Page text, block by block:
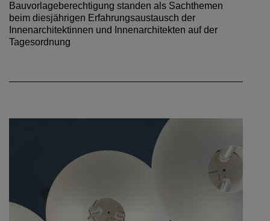
Bauvorlageberechtigung standen als Sachthemen
beim diesjährigen Erfahrungsaustausch der
Innenarchitektinnen und Innenarchitekten auf der
Tagesordnung